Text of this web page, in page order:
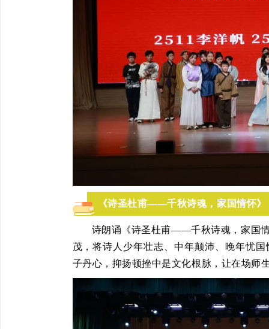
《诗圣杜甫——千秋诗魂，家国情怀》
诗朗诵《诗圣杜甫——千秋诗魂，家国
茂，将诗人少年壮志、中年颠沛、晚年忧
子丹心，抑扬顿挫中是文化根脉，让在场师